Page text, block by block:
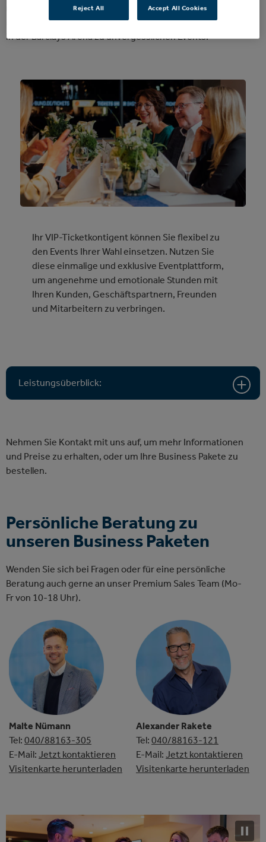
mitreißende Sportevents aus einer großartigen Perspektive.
Mit unseren VIP-Business-Paketen machen Sie Ihre Besuche
in der Barclays Arena zu unvergesslichen Events.
Ihr VIP-Ticketkontigent können Sie flexibel zu
den Events Ihrer Wahl einsetzen. Nutzen Sie
diese einmalige und exklusive Eventplattform,
um angenehme und emotionale Stunden mit
Ihren Kunden, Geschäftspartnern, Freunden
und Mitarbeitern zu verbringen.
Leistungsüberblick:
Nehmen Sie Kontakt mit uns auf, um mehr Informationen
und Preise zu erhalten, oder um Ihre Business Pakete zu
bestellen.
Persönliche Beratung zu
unseren Business Paketen
Wenden Sie sich bei Fragen oder für eine persönliche
Beratung auch gerne an unser Premium Sales Team (Mo-
Fr von 10-18 Uhr).
Malte Nümann
Tel: 040/88163-305
E-Mail: Jetzt kontaktieren
Visitenkarte herunterladen
Alexander Rakete
Tel: 040/88163-121
E-Mail: Jetzt kontaktieren
Visitenkarte herunterladen
Reject All Accept All Cookies